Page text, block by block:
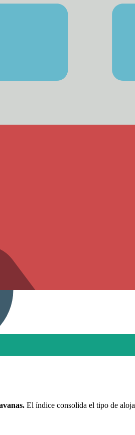
El índice consolida el tipo de